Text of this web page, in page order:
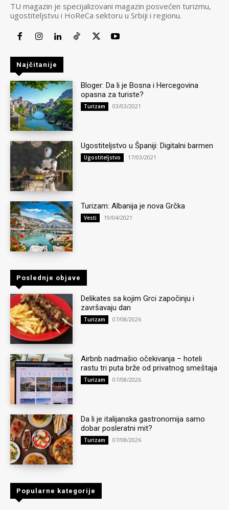
TU magazin je specijalizovani magazin posvećen turizmu,
ugostiteljstvu i HoReCa sektoru u Srbiji i regionu.
Najčitanije
Bloger: Da li je Bosna i Hercegovina
opasna za turiste?
Turizam 03/03/2021
Ugostiteljstvo u Španiji: Digitalni barmen
Ugostiteljstvo 17/03/2021
Turizam: Albanija je nova Grčka
Vesti 19/04/2021
Poslednje objave
Delikates sa kojim Grci započinju i
završavaju dan
Turizam 07/08/2026
Airbnb nadmašio očekivanja – hoteli
rastu tri puta brže od privatnog smeštaja
Turizam 07/08/2026
Da li je italijanska gastronomija samo
dobar posleratni mit?
Turizam 07/08/2026
Popularne kategorije